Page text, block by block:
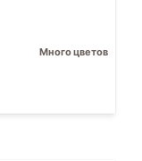
Много цветов